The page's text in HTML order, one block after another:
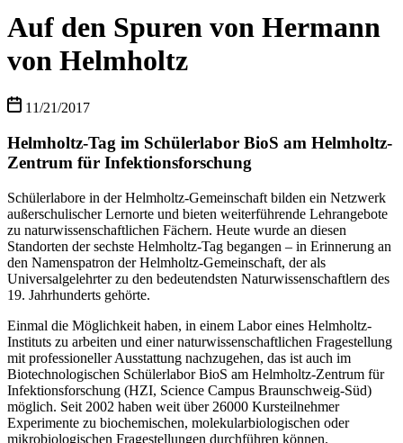
Auf den Spuren von Hermann
von Helmholtz
11/21/2017
Helmholtz-Tag im Schülerlabor BioS am Helmholtz-
Zentrum für Infektionsforschung
Schülerlabore in der Helmholtz-Gemeinschaft bilden ein Netzwerk
außerschulischer Lernorte und bieten weiterführende Lehrangebote
zu naturwissenschaftlichen Fächern. Heute wurde an diesen
Standorten der sechste Helmholtz-Tag begangen – in Erinnerung an
den Namenspatron der Helmholtz-Gemeinschaft, der als
Universalgelehrter zu den bedeutendsten Naturwissenschaftlern des
19. Jahrhunderts gehörte.
Einmal die Möglichkeit haben, in einem Labor eines Helmholtz-
Instituts zu arbeiten und einer naturwissenschaftlichen Fragestellung
mit professioneller Ausstattung nachzugehen, das ist auch im
Biotechnologischen Schülerlabor BioS am Helmholtz-Zentrum für
Infektionsforschung (HZI, Science Campus Braunschweig-Süd)
möglich. Seit 2002 haben weit über 26000 Kursteilnehmer
Experimente zu biochemischen, molekularbiologischen oder
mikrobiologischen Fragestellungen durchführen können.